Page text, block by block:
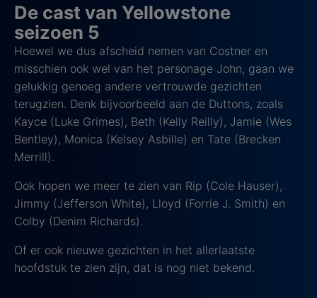
De cast van Yellowstone
seizoen 5
Hoewel we dus afscheid nemen van Costner en
misschien ook wel van het personage John, gaan we
gelukkig genoeg andere vertrouwde gezichten
terugzien. Denk bijvoorbeeld aan de Duttons, zoals
Kayce (Luke Grimes), Beth (Kelly Reilly), Jamie (Wes
Bentley), Monica (Kelsey Asbille) en Tate (Brecken
Merrill).
Ook hopen we meer te zien van Rip (Cole Hauser),
Jimmy (Jefferson White), Lloyd (Forrie J. Smith) en
Colby (Denim Richards).
Of er ook nieuwe gezichten in het allerlaatste
hoofdstuk te zien zijn, dat is nog niet bekend.